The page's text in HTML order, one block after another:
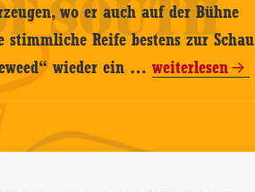
wo er auch auf der Bühne
Reife bestens zur Schau
wieder ein …Drake
Tumbleweed
weiterlesen